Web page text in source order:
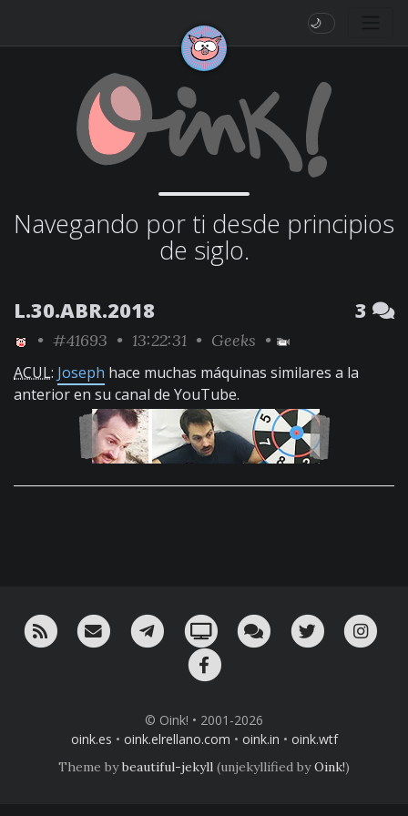
🌙
Navegando por ti desde principios
de siglo.
L.30.ABR.2018 3
• #41693 • 13:22:31 • Geeks •
ACUL: Joseph hace muchas máquinas similares a la
anterior en su canal de YouTube.
RSS ¡Mándame un email!¡Nuestro canal en Telegram!
Oink! TV Charla con nosotros
Twitter
© Oink! • 2001-2026
oink.es • oink.elrellano.com • oink.in • oink.wtf
Theme bybeautiful-jekyll (unjekyllified byOink!)